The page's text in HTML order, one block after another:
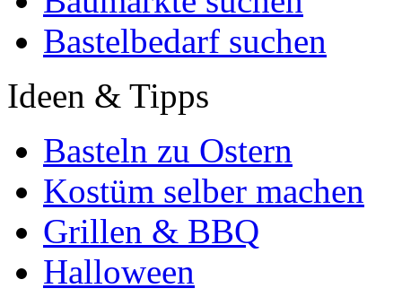
Bastelbedarf suchen
Ideen & Tipps
Basteln zu Ostern
Kostüm selber machen
Grillen & BBQ
Halloween